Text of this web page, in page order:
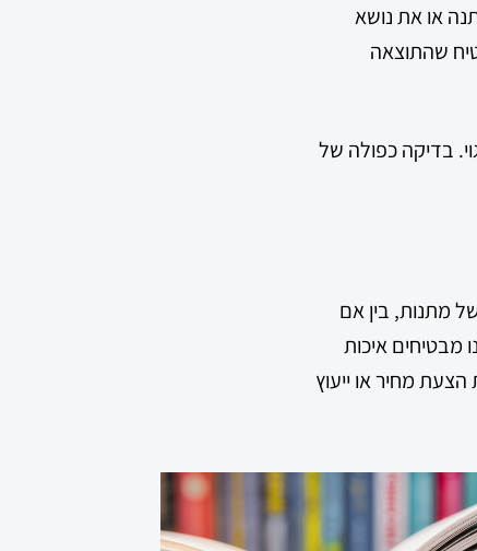
או את נושא
שהתוצאה
בדיקה כפולה של
מתנות, בין אם
מתקדמות, אנו מבטיחים איכות
מחיר או ייעוץ